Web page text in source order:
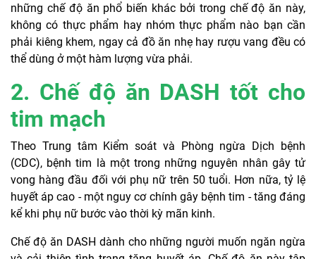
những chế độ ăn phổ biến khác bởi trong chế độ ăn này,
không có thực phẩm hay nhóm thực phẩm nào bạn cần
phải kiêng khem, ngay cả đồ ăn nhẹ hay rượu vang đều có
thể dùng ở một hàm lượng vừa phải.
2. Chế độ ăn DASH tốt cho
tim mạch
Theo Trung tâm Kiểm soát và Phòng ngừa Dịch bệnh
(CDC), bệnh tim là một trong những nguyên nhân gây tử
vong hàng đầu đối với phụ nữ trên 50 tuổi. Hơn nữa, tỷ lệ
huyết áp cao - một nguy cơ chính gây bệnh tim - tăng đáng
kể khi phụ nữ bước vào thời kỳ mãn kinh.
Chế độ ăn DASH dành cho những người muốn ngăn ngừa